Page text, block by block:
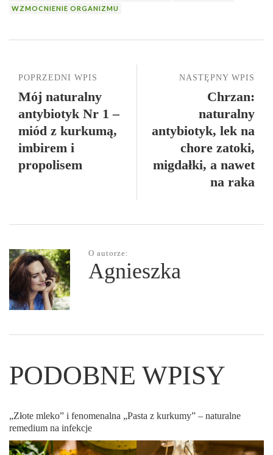
WZMOCNIENIE ORGANIZMU
NASTĘPNY WPIS
Chrzan:
naturalny
antybiotyk, lek na
chore zatoki,
migdałki, a nawet
na raka
POPRZEDNI WPIS
Mój naturalny
antybiotyk Nr 1 –
miód z kurkumą,
imbirem i
propolisem
O autorze:
Agnieszka
PODOBNE WPISY
„Złote mleko” i fenomenalna „Pasta z kurkumy” – naturalne
remedium na infekcje